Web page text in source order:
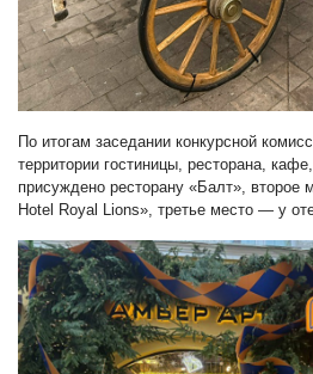
По итогам заседании конкурсной
территории гостиницы, ресторана,
присуждено ресторану «Балт», второе
Hotel Royal Lions», третье место — у